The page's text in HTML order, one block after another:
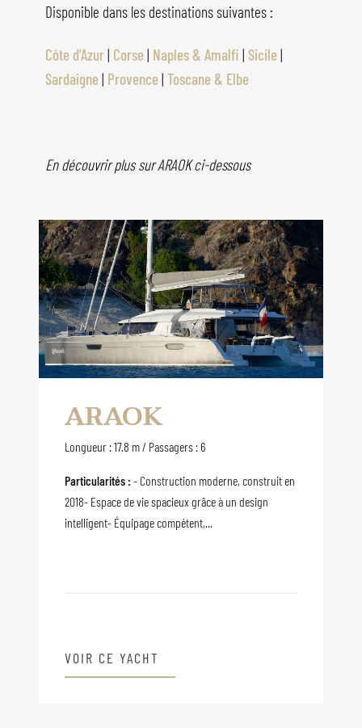
Disponible dans les destinations suivantes :
Côte d'Azur| Corse| Naples & Amalfi | Sicile|
Sardaigne| Provence| Toscane & Elbe
En découvrir plus sur ARAOK ci-dessous
ARAOK
Longueur : 17.8 m / Passagers : 6
Particularités : - Construction moderne, construit en
2018- Espace de vie spacieux grâce à un design
intelligent- Équipage compétent,...
VOIR CE YACHT